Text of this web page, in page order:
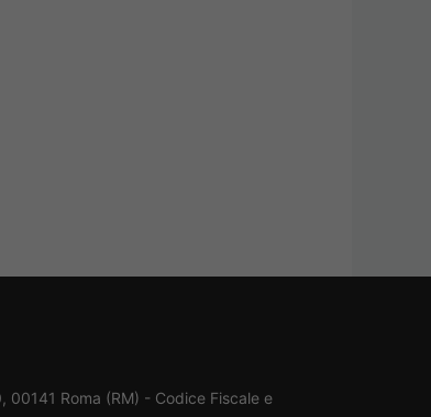
Roma (RM) - Codice Fiscale e